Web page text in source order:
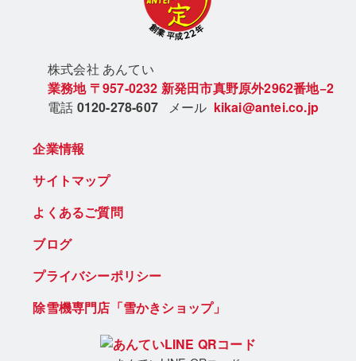
株式会社 あんてい
業務地 〒957-0232 新発田市真野原外2962番地−2
電話 0120-278-607 メール kikai@antei.co.jp
企業情報
サイトマップ
よくあるご質問
ブログ
プライバシーポリシー
除雪機専門店「雪かきショップ」